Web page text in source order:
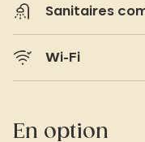
Sanitaires
Wi-Fi
En option